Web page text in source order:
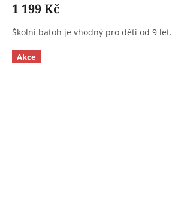
1 199 Kč
Školní batoh je vhodný pro děti od 9 let.
Akce